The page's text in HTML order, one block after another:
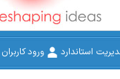
استاندارد ورود کاربران